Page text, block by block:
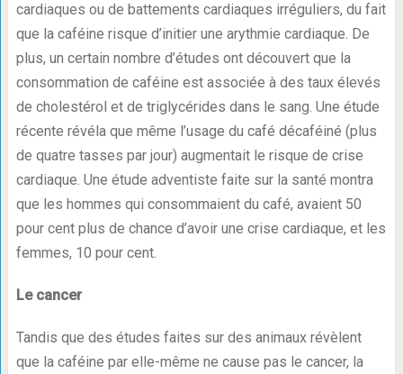
cardiaques ou de battements cardiaques irréguliers, du fait
que la caféine risque d’initier une arythmie cardiaque. De
plus, un certain nombre d’études ont découvert que la
consommation de caféine est associée à des taux élevés
de cholestérol et de triglycérides dans le sang. Une étude
récente révéla que même l’usage du café décaféiné (plus
de quatre tasses par jour) augmentait le risque de crise
cardiaque. Une étude adventiste faite sur la santé montra
que les hommes qui consommaient du café, avaient 50
pour cent plus de chance d’avoir une crise cardiaque, et les
femmes, 10 pour cent.
Le cancer
Tandis que des études faites sur des animaux révèlent
que la caféine par elle-même ne cause pas le cancer, la